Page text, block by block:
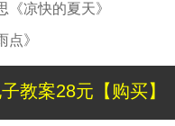
凉快的夏天》
》
教案28元【购买】